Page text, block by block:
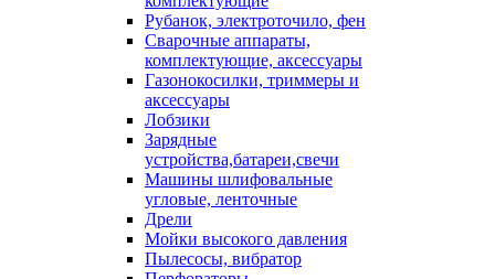
Рубанок, электроточило, фен
Сварочные аппараты,
комплектующие, аксессуары
Газонокосилки, триммеры и
аксессуары
Лобзики
Зарядные
устройства,батареи,свечи
Машины шлифовальные
угловые, ленточные
Дрели
Мойки высокого давления
Пылесосы, вибратор